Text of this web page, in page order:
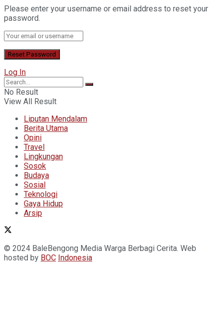
Please enter your username or email address to reset your
password.
Log In
No Result
View All Result
Liputan Mendalam
Berita Utama
Opini
Travel
Lingkungan
Sosok
Budaya
Sosial
Teknologi
Gaya Hidup
Arsip
© 2024 BaleBengong Media Warga Berbagi Cerita. Web
hosted by BOC Indonesia